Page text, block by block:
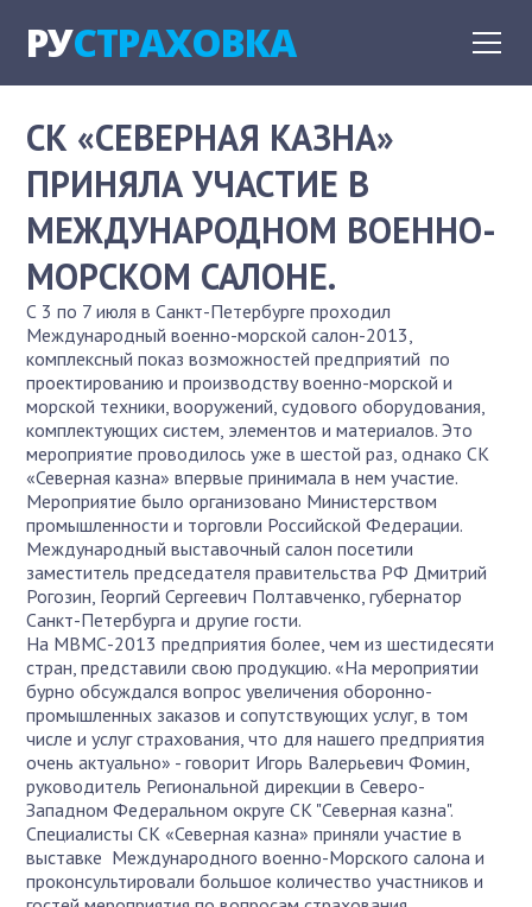
РУСТРАХОВКА
СК «СЕВЕРНАЯ КАЗНА»
ПРИНЯЛА УЧАСТИЕ В
МЕЖДУНАРОДНОМ ВОЕННО-
МОРСКОМ САЛОНЕ.
С 3 по 7 июля в Санкт-Петербурге проходил
Международный военно-морской салон-2013,
комплексный показ возможностей предприятий по
проектированию и производству военно-морской и
морской техники, вооружений, судового оборудования,
комплектующих систем, элементов и материалов. Это
мероприятие проводилось уже в шестой раз, однако СК
«Северная казна» впервые принимала в нем участие.
Мероприятие было организовано Министерством
промышленности и торговли Российской Федерации.
Международный выставочный салон посетили
заместитель председателя правительства РФ Дмитрий
Рогозин, Георгий Сергеевич Полтавченко, губернатор
Санкт-Петербурга и другие гости.
На МВМС-2013 предприятия более, чем из шестидесяти
стран, представили свою продукцию. «На мероприятии
бурно обсуждался вопрос увеличения оборонно-
промышленных заказов и сопутствующих услуг, в том
числе и услуг страхования, что для нашего предприятия
очень актуально» - говорит Игорь Валерьевич Фомин,
руководитель Региональной дирекции в Северо-
Западном Федеральном округе СК "Северная казна".
Специалисты СК «Северная казна» приняли участие в
выставке Международного военно-Морского салона и
проконсультировали большое количество участников и